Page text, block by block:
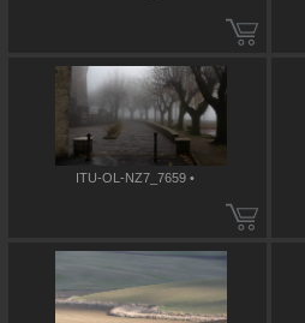
ITU-OL-NZ7_7659 •